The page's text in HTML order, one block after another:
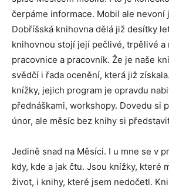
čerpáme informace. Mobil ale nevoní
Dobříšská knihovna dělá již desítky
knihovnou stojí její pečlivé, trpělivé a
pracovnice a pracovník. Že je naše
svědčí i řada ocenění, která již
knížky, jejich program je opravdu
přednáškami, workshopy. Dovedu si
únor, ale měsíc bez knihy si
Jedině snad na Měsíci. I u mne se v
kdy, kde a jak čtu. Jsou knížky, které
život, i knihy, které jsem nedočetl.